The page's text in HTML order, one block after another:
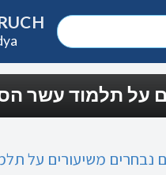
על תלמוד עשר
נבחרים משיעורים על